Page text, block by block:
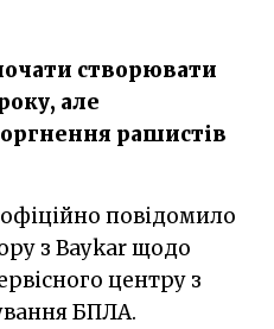
створювати
але
рашистів
з Baykar щодо
центру з
БПЛА.